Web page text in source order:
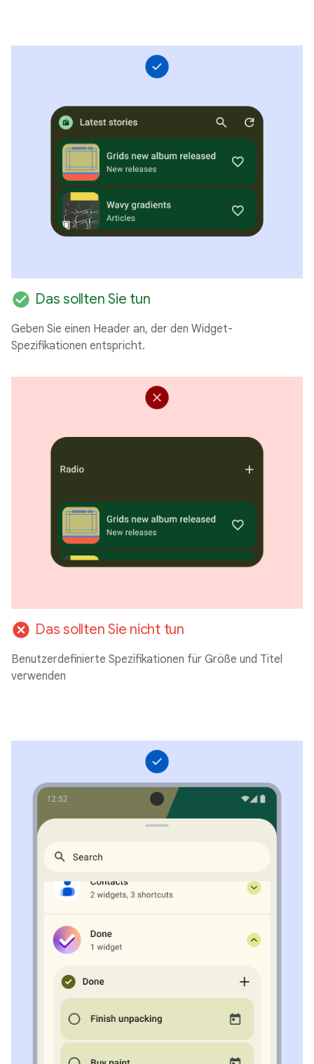
check_circle Das sollten Sie tun
Geben Sie einen Header an, der den Widget-
Spezifikationen entspricht.
cancel Das sollten Sie nicht tun
Benutzerdefinierte Spezifikationen für Größe und Titel
verwenden